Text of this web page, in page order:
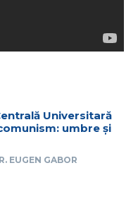
Universitară
umbre și
EUGEN GABOR